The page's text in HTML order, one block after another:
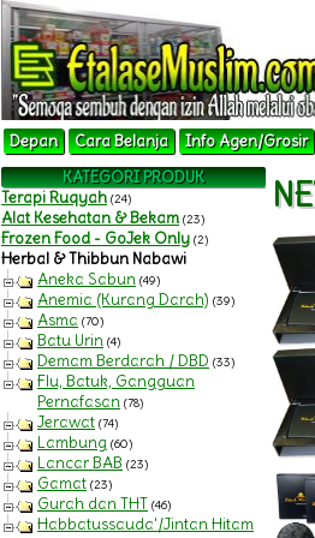
Depan Cara Belanja Info Agen/Grosir
KATEGORI PRODUK
Terapi Ruqyah (24)
Alat Kesehatan & Bekam (23)
Frozen Food - GoJek Only (2)
Herbal & Thibbun Nabawi
Aneka Sabun (49)
Anemia (Kurang Darah) (39)
Asma (70)
Batu Urin (4)
Demam Berdarah / DBD (33)
Flu, Batuk, Gangguan
Pernafasan (78)
Jerawat (74)
Lambung (60)
Lancar BAB (23)
Gamat (23)
Gurah dan THT (46)
Habbatussauda'/Jintan Hitam